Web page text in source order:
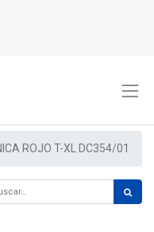
ROJO T-XL DC354/01